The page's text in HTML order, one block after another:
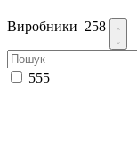
Виробники 258
555